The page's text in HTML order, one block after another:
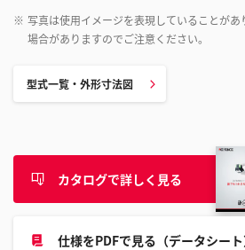
※ 写真は使用イメージを表現していることが
場合がありますのでご注意ください。
型式一覧・外形寸法図
カタログで詳しく見る
仕様をPDFで見る（データシート